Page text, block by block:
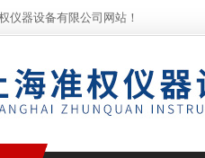
仪器设备有限公司网站！